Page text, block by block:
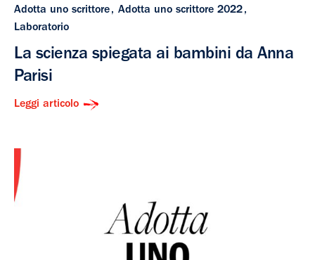
Adotta uno scrittore
Adotta uno scrittore 2022
Laboratorio
La scienza spiegata ai bambini da Anna
Parisi
Leggi articolo